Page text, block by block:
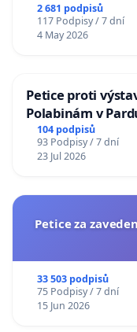
2 681 podpisů
117 Podpisy / 7 dní
4 May 2026
Petice proti
Polabinám v
104 podpisů
93 Podpisy / 7 dní
23 Jul 2026
Petice za
33 503 podpisů
75 Podpisy / 7 dní
15 Jun 2026